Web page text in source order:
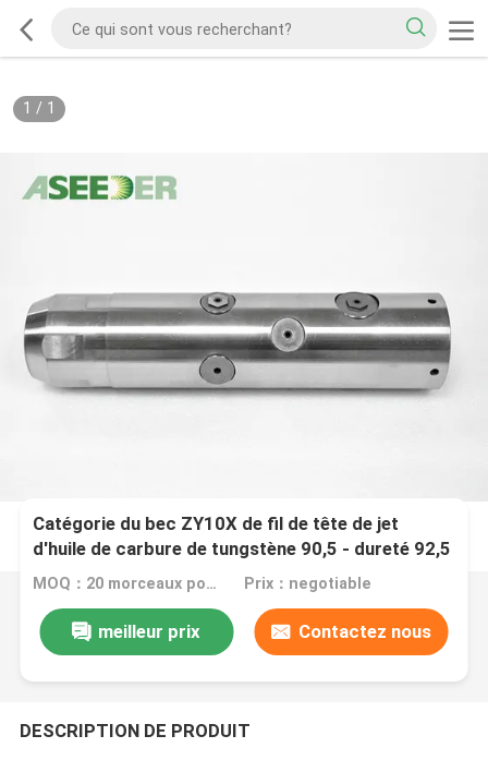
1 / 1
Catégorie du bec ZY10X de fil de tête de jet
d'huile de carbure de tungstène 90,5 - dureté 92,5
MOQ：20 morceaux pour la demande de client de forfait standard Prix：negotiable
meilleur prix Contactez nous
DESCRIPTION DE PRODUIT